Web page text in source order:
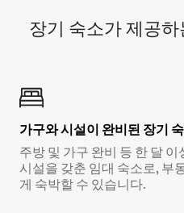
장기 숙소가 제공
가구와 시설이 완비된 장기
주방 및 가구 완비 등 한 달
시설을 갖춘 임대 숙소로, 부
게 숙박할 수 있습니다.